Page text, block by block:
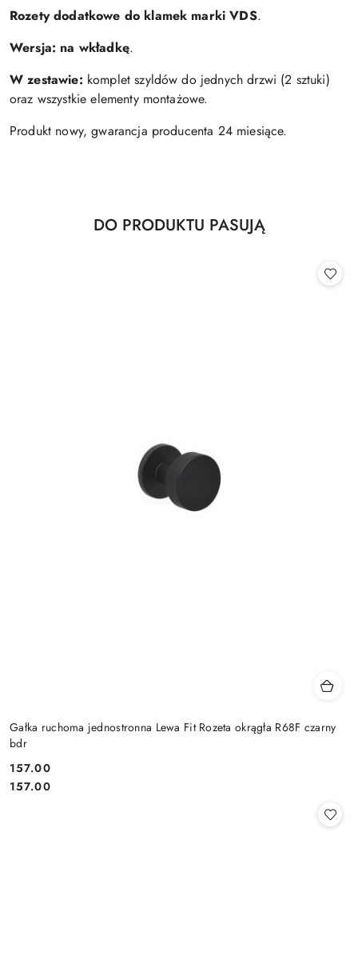
Rozety dodatkowe do klamek marki VDS.
Wersja: na wkładkę.
W zestawie: komplet szyldów do jednych drzwi (2 sztuki)
oraz wszystkie elementy montażowe.
Produkt nowy, gwarancja producenta 24 miesiące.
Pomiń karuzelę produktów
Produkty
DO PRODUKTU PASUJĄ
Gałka ruchoma jednostronna Lewa Fit Rozeta okrągła R68F czarny
bdr
Cena:
157.00
Cena:
157.00